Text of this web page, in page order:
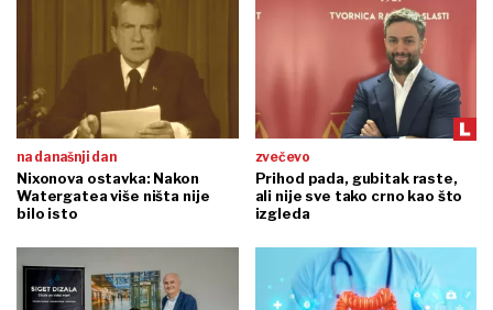
na današnji dan
Nixonova ostavka: Nakon
Watergatea više ništa nije
bilo isto
zvečevo
Prihod pada, gubitak raste,
ali nije sve tako crno kao što
izgleda